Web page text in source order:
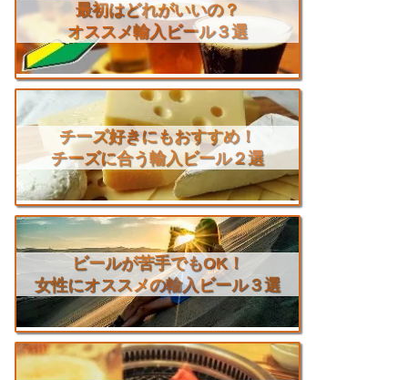
最初はどれがいいの？
オススメ輸入ビール３選
チーズ好きにもおすすめ！
チーズに合う輸入ビール２選
ビールが苦手でもOK！
女性にオススメの輸入ビール３選